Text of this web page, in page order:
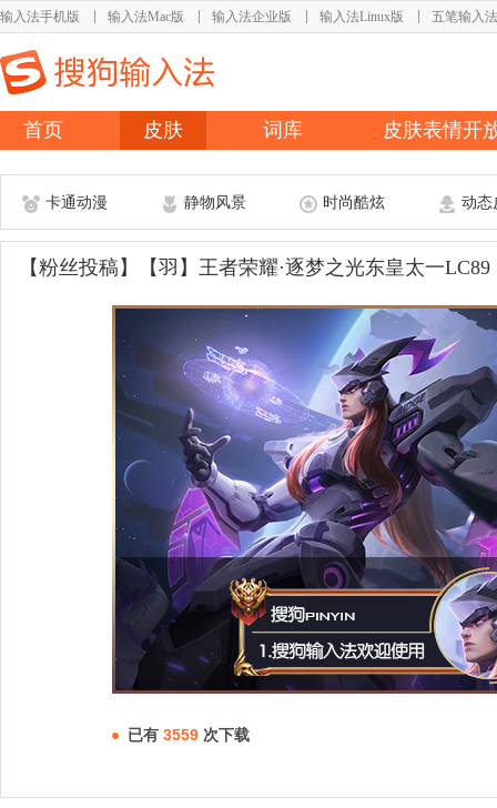
输入法手机版 输入法Mac版 输入法企业版 输入法Linux版 五笔输入法
首页 皮肤 词库 皮肤表情开
卡通动漫 静物风景 时尚酷炫 动态
【粉丝投稿】【羽】王者荣耀·逐梦之光东皇太一LC89
已有 3559 次下载